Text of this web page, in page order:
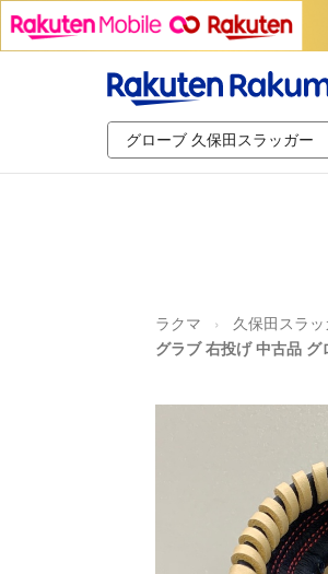
ラクマ 久保田スラ
グラブ 右投げ 中古品